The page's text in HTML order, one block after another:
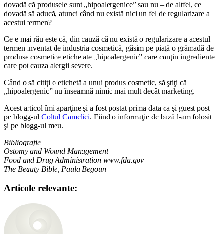
dovadă că produsele sunt „hipoalergenice” sau nu – de altfel, ce
dovadă să aducă, atunci când nu există nici un fel de regularizare a
acestui termen?
Ce e mai rău este că, din cauză că nu există o regularizare a acestul
termen inventat de industria cosmetică, găsim pe piaţă o grămadă de
produse cosmetice etichetate „hipoalergenic” care conţin ingrediente
care pot cauza alergii severe.
Când o să citiţi o etichetă a unui produs cosmetic, să ştiţi că
„hipoalergenic” nu înseamnă nimic mai mult decât marketing.
Acest articol îmi aparţine şi a fost postat prima data ca şi guest post
pe blogg-ul Coltul Cameliei. Fiind o informaţie de bază l-am folosit
şi pe blogg-ul meu.
Bibliografie
Ostomy and Wound Management
Food and Drug Administration www.fda.gov
The Beauty Bible, Paula Begoun
Articole relevante: